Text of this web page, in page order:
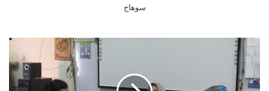
سوهاج